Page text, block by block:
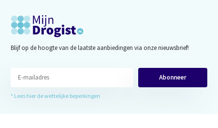
Blijf op de hoogte van de laatste aanbiedingen via onze nieuwsbrief!
Abonneer
* Lees hier de wettelijke beperkingen